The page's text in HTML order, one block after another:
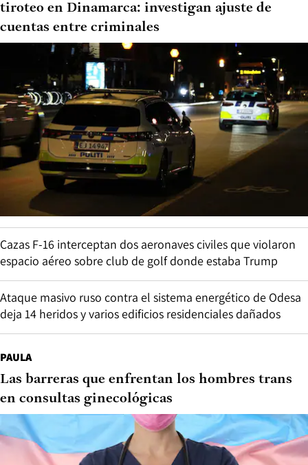
tiroteo en Dinamarca: investigan ajuste de
cuentas entre criminales
Cazas F-16 interceptan dos aeronaves civiles que violaron
espacio aéreo sobre club de golf donde estaba Trump
Ataque masivo ruso contra el sistema energético de Odesa
deja 14 heridos y varios edificios residenciales dañados
PAULA
Las barreras que enfrentan los hombres trans
en consultas ginecológicas